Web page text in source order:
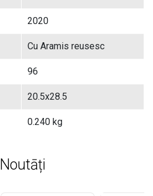
2020
Cu Aramis reusesc
96
20.5x28.5
0.240 kg
Noutāți